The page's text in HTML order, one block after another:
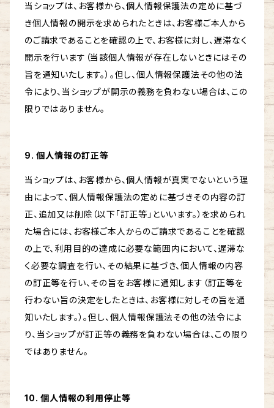
当ショップは、お客様から、個人情報保護法の定めに基づ
き個人情報の開示を求められたときは、お客様ご本人から
のご請求であることを確認の上で、お客様に対し、遅滞なく
開示を行います（当該個人情報が存在しないときにはその
旨を通知いたします。）。但し、個人情報保護法その他の法
令により、当ショップが開示の義務を負わない場合は、この
限りではありません。
9. 個人情報の訂正等
当ショップは、お客様から、個人情報が真実でないという理
由によって、個人情報保護法の定めに基づきその内容の訂
正、追加又は削除（以下「訂正等」といいます。）を求められ
た場合には、お客様ご本人からのご請求であることを確認
の上で、利用目的の達成に必要な範囲内において、遅滞な
く必要な調査を行い、その結果に基づき、個人情報の内容
の訂正等を行い、その旨をお客様に通知します（訂正等を
行わない旨の決定をしたときは、お客様に対しその旨を通
知いたします。）。但し、個人情報保護法その他の法令によ
り、当ショップが訂正等の義務を負わない場合は、この限り
ではありません。
10. 個人情報の利用停止等